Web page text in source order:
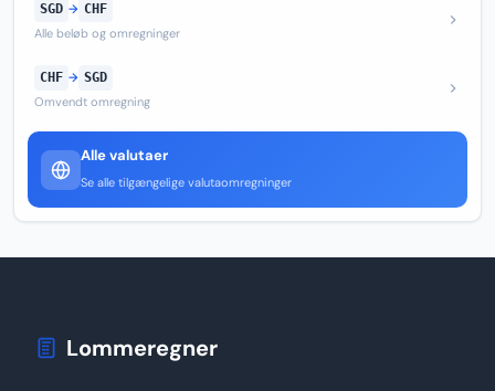
SGD → CHF
Alle beløb og omregninger
CHF → SGD
Omvendt omregning
Alle valutaer
Se alle tilgængelige valutaomregninger
Lommeregner